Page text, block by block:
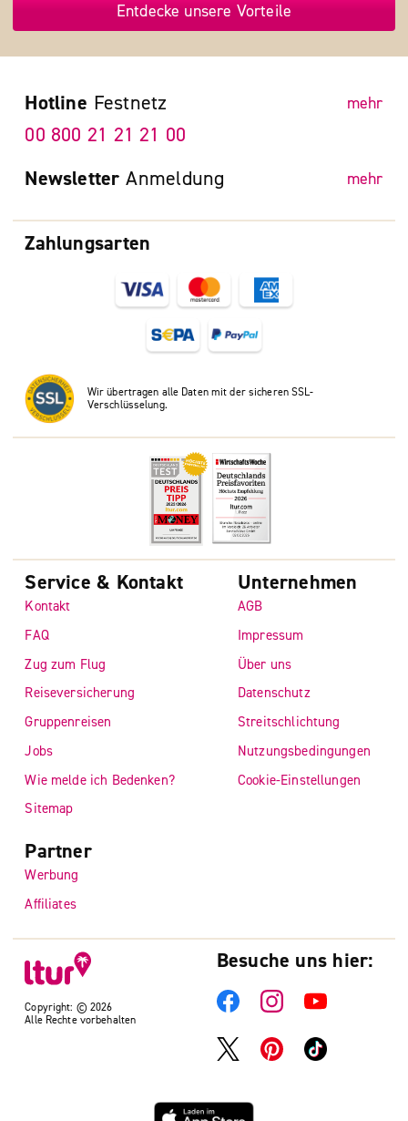
Entdecke unsere Vorteile
Zahlungsarten
Wir übertragen alle Daten mit der sicheren SSL-
Verschlüsselung.
Hotline Festnetz mehr
00 800 21 21 21 00
Newsletter Anmeldung mehr
Copyright: © 2026
Alle Rechte vorbehalten
Service & Kontakt
Kontakt
FAQ
Zug zum Flug
Reiseversicherung
Gruppenreisen
Jobs
Wie melde ich Bedenken?
Sitemap
Unternehmen
AGB
Impressum
Über uns
Datenschutz
Streitschlichtung
Nutzungsbedingungen
Cookie-Einstellungen
Partner
Werbung
Affiliates
Besuche uns hier: